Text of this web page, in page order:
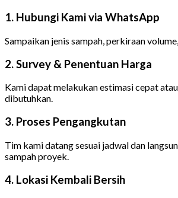
1. Hubungi Kami via WhatsApp
Sampaikan jenis sampah, perkiraan
2. Survey & Penentuan Harga
Kami dapat melakukan estimasi cepat
dibutuhkan.
3. Proses Pengangkutan
Tim kami datang sesuai jadwal dan
sampah proyek.
4. Lokasi Kembali Bersih